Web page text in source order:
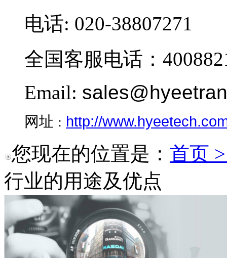
电话: 020-38807271
全国客服电话：
Email:
网址 ： http://
您现在的位置是： 首页
行业的用途及优点